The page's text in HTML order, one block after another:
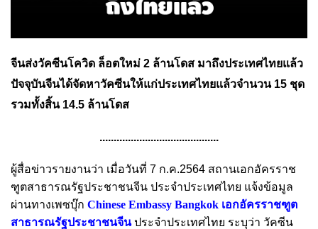
จีนส่งวัคซีนโควิด ล็อตใหม่ 2 ล้านโดส มาถึงประเทศไทยแล้ว
ปัจจุบันจีนได้จัดหาวัคซีนให้แก่ประเทศไทยแล้วจำนวน 15 ชุด
รวมทั้งสิ้น 14.5 ล้านโดส
..........................................
ผู้สื่อข่าวรายงานว่า เมื่อวันที่ 7 ก.ค.2564 สถานเอกอัครราช
ฑูตสาธารณรัฐประชาชนจีน ประจำประเทศไทย แจ้งข้อมูล
ผ่านทางเพซบุ๊ก Chinese Embassy Bangkok เอกอัครราชฑูต
สาธารณรัฐประชาชนจีนประจำประเทศไทย ระบุว่า วัคซีน